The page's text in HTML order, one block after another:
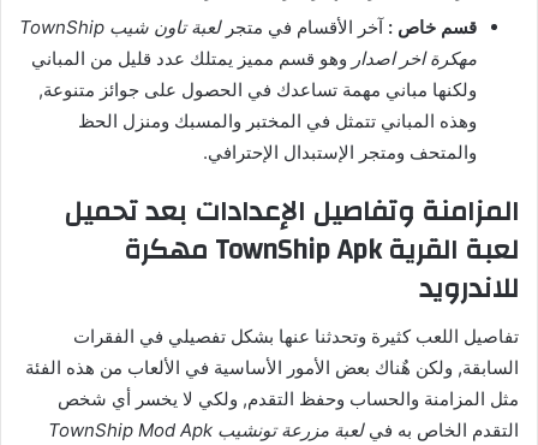
قسم خاص : آخر الأقسام في متجر
لعبة تاون شيب TownShip
مهكرة اخر اصدار وهو قسم مميز يمتلك عدد قليل من المباني
ولكنها مباني مهمة تساعدك في الحصول على جوائز متنوعة,
وهذه المباني تتمثل في المختبر والمسبك ومنزل الحظ
والمتحف ومتجر الإستبدال الإحترافي.
المزامنة وتفاصيل الإعدادات بعد تحميل
لعبة القرية TownShip Apk مهكرة
للاندرويد
تفاصيل اللعب كثيرة وتحدثنا عنها بشكل تفصيلي في الفقرات
السابقة, ولكن هٌناك بعض الأمور الأساسية في الألعاب من هذه الفئة
مثل المزامنة والحساب وحفظ التقدم, ولكي لا يخسر أي شخص
التقدم الخاص به في
لعبة مزرعة تونشيب TownShip Mod Apk